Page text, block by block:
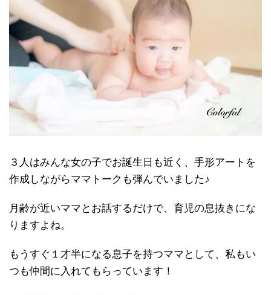
３人はみんな女の子でお誕生日も近く、手形アートを
作成しながらママトークも弾んでいました♪
月齢が近いママとお話するだけで、育児の息抜きにな
りますよね。
もうすぐ１才半になる息子を持つママとして、私もい
つも仲間に入れてもらっています！